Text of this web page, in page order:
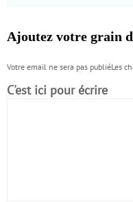
Ajoutez votre grain
Votre email ne sera pas publiéLes
C'est ici pour écrire